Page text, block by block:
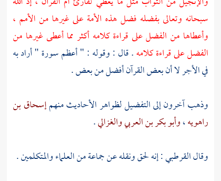
سبحانه وتعالى بفضله فضل هذه الأمة على غيرها من الأمم ،
وأعطاها من الفضل على قراءة كلامه أكثر مما أعطى غيرها من
الفضل على قراءة كلامه. قال : وقوله : " أعظم سورة " أراد به
في الأجر لا أن بعض القرآن أفضل من بعض .
وذهب آخرون إلى التفضيل لظواهر الأحاديث منهمإسحاق بن
راهويه،وأبو بكر بن العربيوالغزالي.
وقالالقرطبي: إنه لحق ونقله عن جماعة من العلماء والمتكلمين .